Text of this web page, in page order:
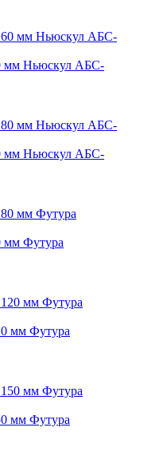
мм Ньюскул АБС-
мм Ньюскул АБС-
мм Футура
мм Футура
мм Футура